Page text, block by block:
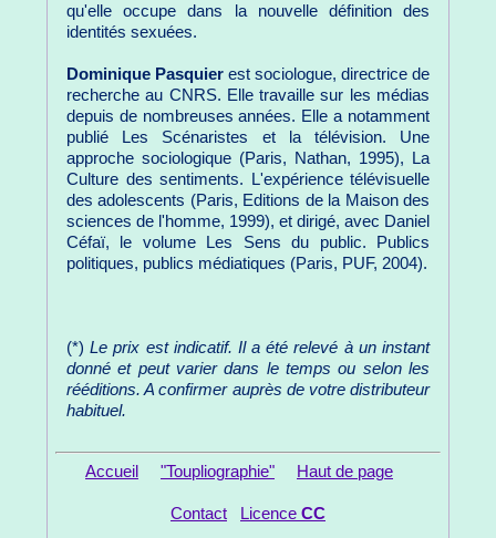
qu'elle occupe dans la nouvelle définition des
identités sexuées.
Dominique Pasquier est sociologue, directrice de
recherche au CNRS. Elle travaille sur les médias
depuis de nombreuses années. Elle a notamment
publié Les Scénaristes et la télévision. Une
approche sociologique (Paris, Nathan, 1995), La
Culture des sentiments. L'expérience télévisuelle
des adolescents (Paris, Editions de la Maison des
sciences de l'homme, 1999), et dirigé, avec Daniel
Céfaï, le volume Les Sens du public. Publics
politiques, publics médiatiques (Paris, PUF, 2004).
(*)Le prix est indicatif. Il a été relevé à un instant
donné et peut varier dans le temps ou selon les
rééditions. A confirmer auprès de votre distributeur
habituel.
Accueil "Toupliographie" Haut de page
Contact Licence CC